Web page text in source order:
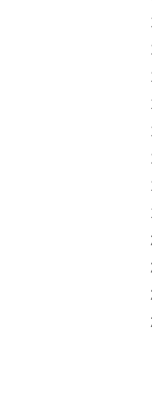
12
13
14
15
16
17
18
19
20
21
22
23